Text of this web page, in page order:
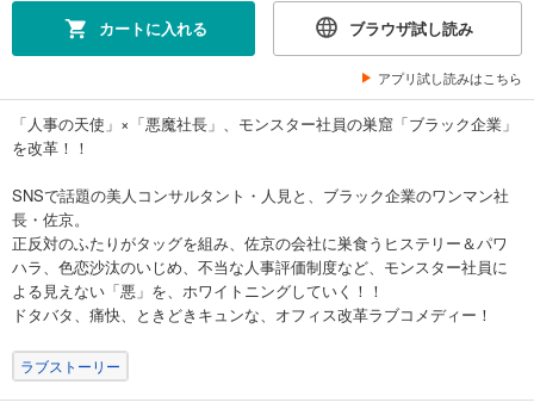
カートに入れる ブラウザ試し読み
アプリ試し読みはこちら
「人事の天使」×「悪魔社長」、モンスター社員の巣窟「ブラック企業」
を改革！！
SNSで話題の美人コンサルタント・人見と、ブラック企業のワンマン社
長・佐京。
正反対のふたりがタッグを組み、佐京の会社に巣食うヒステリー＆パワ
ハラ、色恋沙汰のいじめ、不当な人事評価制度など、モンスター社員に
よる見えない「悪」を、ホワイトニングしていく！！
ドタバタ、痛快、ときどきキュンな、オフィス改革ラブコメディー！
ラブストーリー